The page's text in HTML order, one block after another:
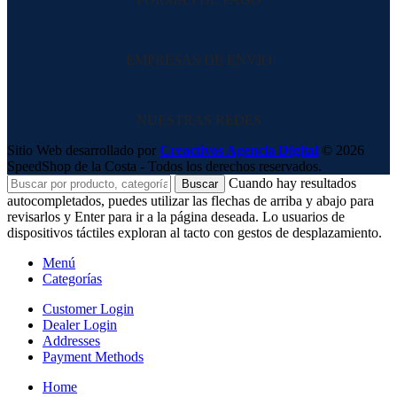
EMPRESAS DE ENVIO
NUESTRAS REDES
Sitio Web desarrollado por Creactivos Agencia Digital © 2026
SpeedShop de la Costa - Todos los derechos reservados.
Buscar
Cuando hay resultados
autocompletados, puedes utilizar las flechas de arriba y abajo para
revisarlos y Enter para ir a la página deseada. Lo usuarios de
dispositivos táctiles exploran al tacto con gestos de desplazamiento.
Menú
Categorías
Customer Login
Dealer Login
Addresses
Payment Methods
Home